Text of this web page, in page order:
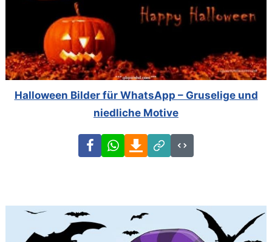
Halloween Bilder für WhatsApp – Gruselige und
niedliche Motive
FacebookWhatsAppDownload
Link
Code